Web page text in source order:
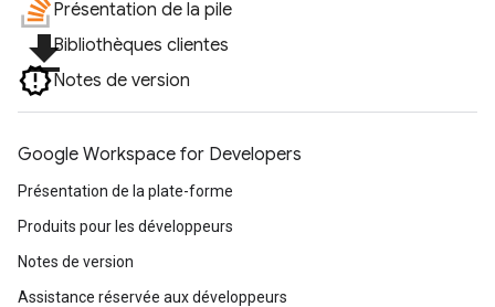
Présentation de la pile
file_downloadBibliothèques clientes
Notes de version
Google Workspace for Developers
Présentation de la plate-forme
Produits pour les développeurs
Notes de version
Assistance réservée aux développeurs